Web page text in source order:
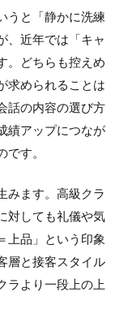
うと「静かに洗練
、近年では「キャ
。どちらも控えめ
求められることは
話の内容の選び方
績アップにつなが
す。
みます。高級クラ
対しても礼儀や気
上品」という印象
層と接客スタイル
ラより一段上の上